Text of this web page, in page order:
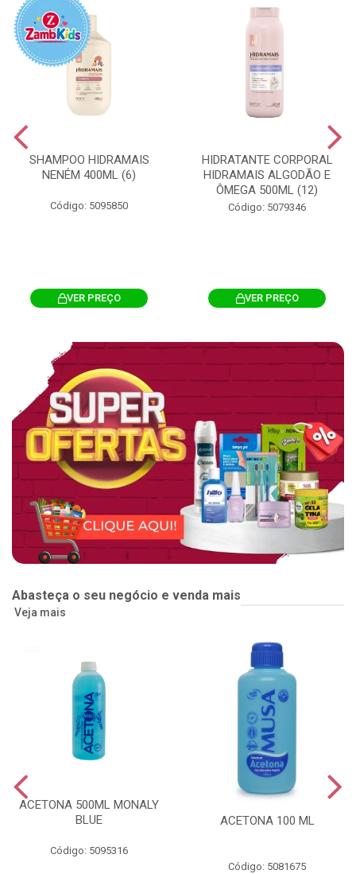
SHAMPOO HIDRAMAIS
NENÉM 400ML (6)
Código: 5095850
VER PREÇO
HIDRATANTE CORPORAL
HIDRAMAIS ALGODÃO E
ÔMEGA 500ML (12)
Código: 5079346
VER PREÇO
Abasteça o seu negócio e venda mais
Veja mais
ACETONA 500ML MONALY
BLUE
Código: 5095316
ACETONA 100 ML
Código: 5081675